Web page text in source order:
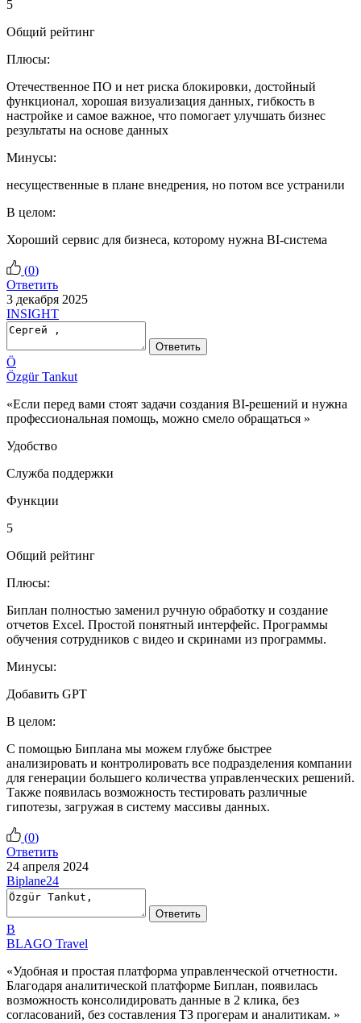
5
Общий рейтинг
Плюсы:
Отечественное ПО и нет риска блокировки, достойный
функционал, хорошая визуализация данных, гибкость в
настройке и самое важное, что помогает улучшать бизнес
результаты на основе данных
Минусы:
несущественные в плане внедрения, но потом все устранили
В целом:
Хороший сервис для бизнеса, которому нужна BI-система
(0)
Ответить
3 декабря 2025
INSIGHT
Ответить
Ö
Özgür Tankut
«Если перед вами стоят задачи создания BI-решений и нужна
профессиональная помощь, можно смело обращаться »
Удобство
Служба поддержки
Функции
5
Общий рейтинг
Плюсы:
Биплан полностью заменил ручную обработку и создание
отчетов Excel. Простой понятный интерфейс. Программы
обучения сотрудников с видео и скринами из программы.
Минусы:
Добавить GPT
В целом:
С помощью Биплана мы можем глубже быстрее
анализировать и контролировать все подразделения компании
для генерации большего количества управленческих решений.
Также появилась возможность тестировать различные
гипотезы, загружая в систему массивы данных.
(0)
Ответить
24 апреля 2024
Biplane24
Ответить
B
BLAGO Travel
«Удобная и простая платформа управленческой отчетности.
Благодаря аналитической платформе Биплан, появилась
возможность консолидировать данные в 2 клика, без
согласований, без составления ТЗ прогерам и аналитикам. »